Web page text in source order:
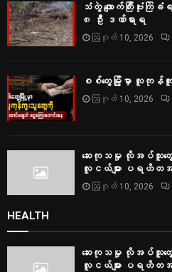
သံတွဲ ကျောက်ကြီးဗုံး
၈ ဦး ဒဏ်ရာရ
ဩဂုတ် 10, 2026
စစ်တွေမြို့မှာ လူကုန်ကူးသူ
ဩဂုတ် 10, 2026
ဆေးကုသမှု လိုအပ်သူတွ
လူငယ်များ ပရဟိတအ
ဩဂုတ် 10, 2026
HEALTH
ဆေးကုသမှု လိုအပ်သူတွ
လူငယ်များ ပရဟိတအ